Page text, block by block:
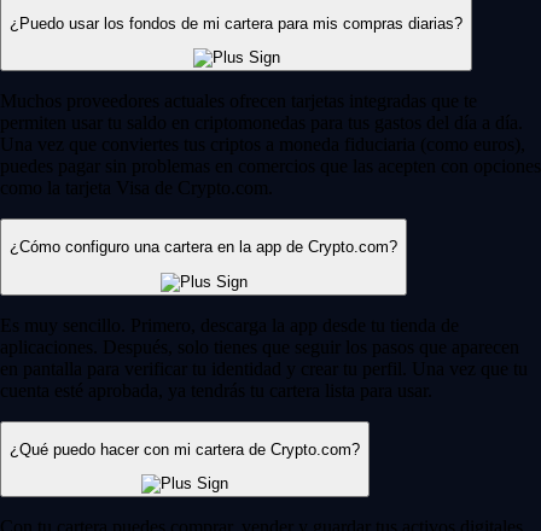
¿Puedo usar los fondos de mi cartera para mis compras diarias?
Muchos proveedores actuales ofrecen tarjetas integradas que te
permiten usar tu saldo en criptomonedas para tus gastos del día a día.
Una vez que conviertes tus criptos a moneda fiduciaria (como euros),
puedes pagar sin problemas en comercios que las acepten con opciones
como la tarjeta Visa de Crypto.com.
¿Cómo configuro una cartera en la app de Crypto.com?
Es muy sencillo. Primero, descarga la app desde tu tienda de
aplicaciones. Después, solo tienes que seguir los pasos que aparecen
en pantalla para verificar tu identidad y crear tu perfil. Una vez que tu
cuenta esté aprobada, ya tendrás tu cartera lista para usar.
¿Qué puedo hacer con mi cartera de Crypto.com?